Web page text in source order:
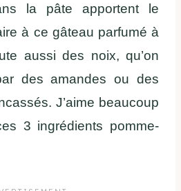
la pâte apportent le
à ce gâteau parfumé à
aussi des noix, qu’on
des amandes ou des
J’aime beaucoup
3 ingrédients pomme-